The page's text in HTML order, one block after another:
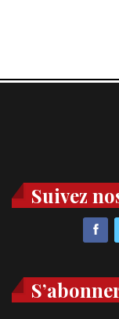
Suivez